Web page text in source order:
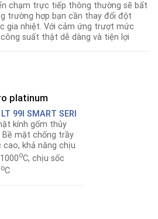
chạm trực tiếp thông thường sẽ bất
trường hợp bạn cần thay đổi đột
gia nhiệt. Với cảm ứng trượt mức
suất thật dễ dàng và tiện lợi
platinum
99I SMART SERI
kính gốm thủy
Bề mặt chống trầy
khả năng chịu
oC, chịu sốc
oC